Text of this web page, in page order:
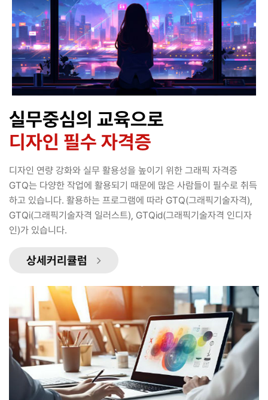
실무중심의 교육으로
디자인 필수 자격증
디자인 연량 강화와 실무 활용성을 높이기 위한 그래픽 자격증
GTQ는 다양한 작업에 활용되기 때문에 많은 사람들이 필수로 취득
하고 있습니다. 활용하는 프로그램에 따라 GTQ(그래픽기술자격),
GTQi(그래픽기술자격 일러스트), GTQid(그래픽기술자격 인디자
인)가 있습니다.
상세커리큘럼